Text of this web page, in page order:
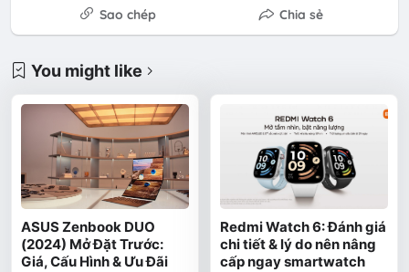
Sao chép
Chia sẻ
You might like
ASUS Zenbook DUO
(2024) Mở Đặt Trước:
Giá, Cấu Hình & Ưu Đãi
Redmi Watch 6: Đánh giá
chi tiết & lý do nên nâng
cấp ngay smartwatch